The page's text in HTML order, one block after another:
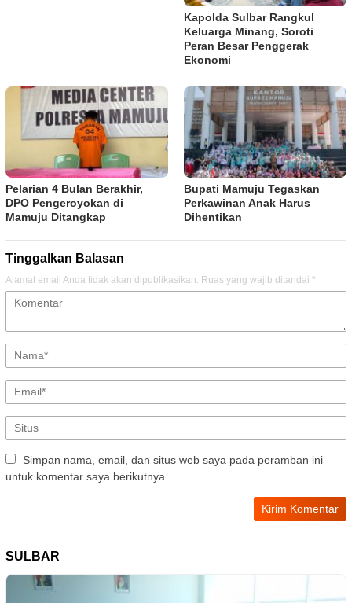
Kapolda Sulbar Rangkul
Keluarga Minang, Soroti
Peran Besar Penggerak
Ekonomi
Pelarian 4 Bulan Berakhir,
DPO Pengeroyokan di
Mamuju Ditangkap
Bupati Mamuju Tegaskan
Perkawinan Anak Harus
Dihentikan
Tinggalkan Balasan
Alamat email Anda tidak akan dipublikasikan. Ruas yang wajib ditandai *
Simpan nama, email, dan situs web saya pada peramban ini
untuk komentar saya berikutnya.
SULBAR